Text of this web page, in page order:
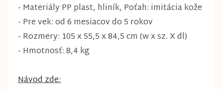
- Materiály PP plast, hliník, Poťah: imitácia kože
- Pre vek: od 6 mesiacov do 5 rokov
- Rozmery: 105 x 55,5 x 84,5 cm (w x sz. X dl)
- Hmotnosť: 8,4 kg
Návod zde: